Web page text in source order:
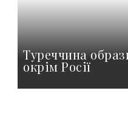
Туреччина
окрім Росії